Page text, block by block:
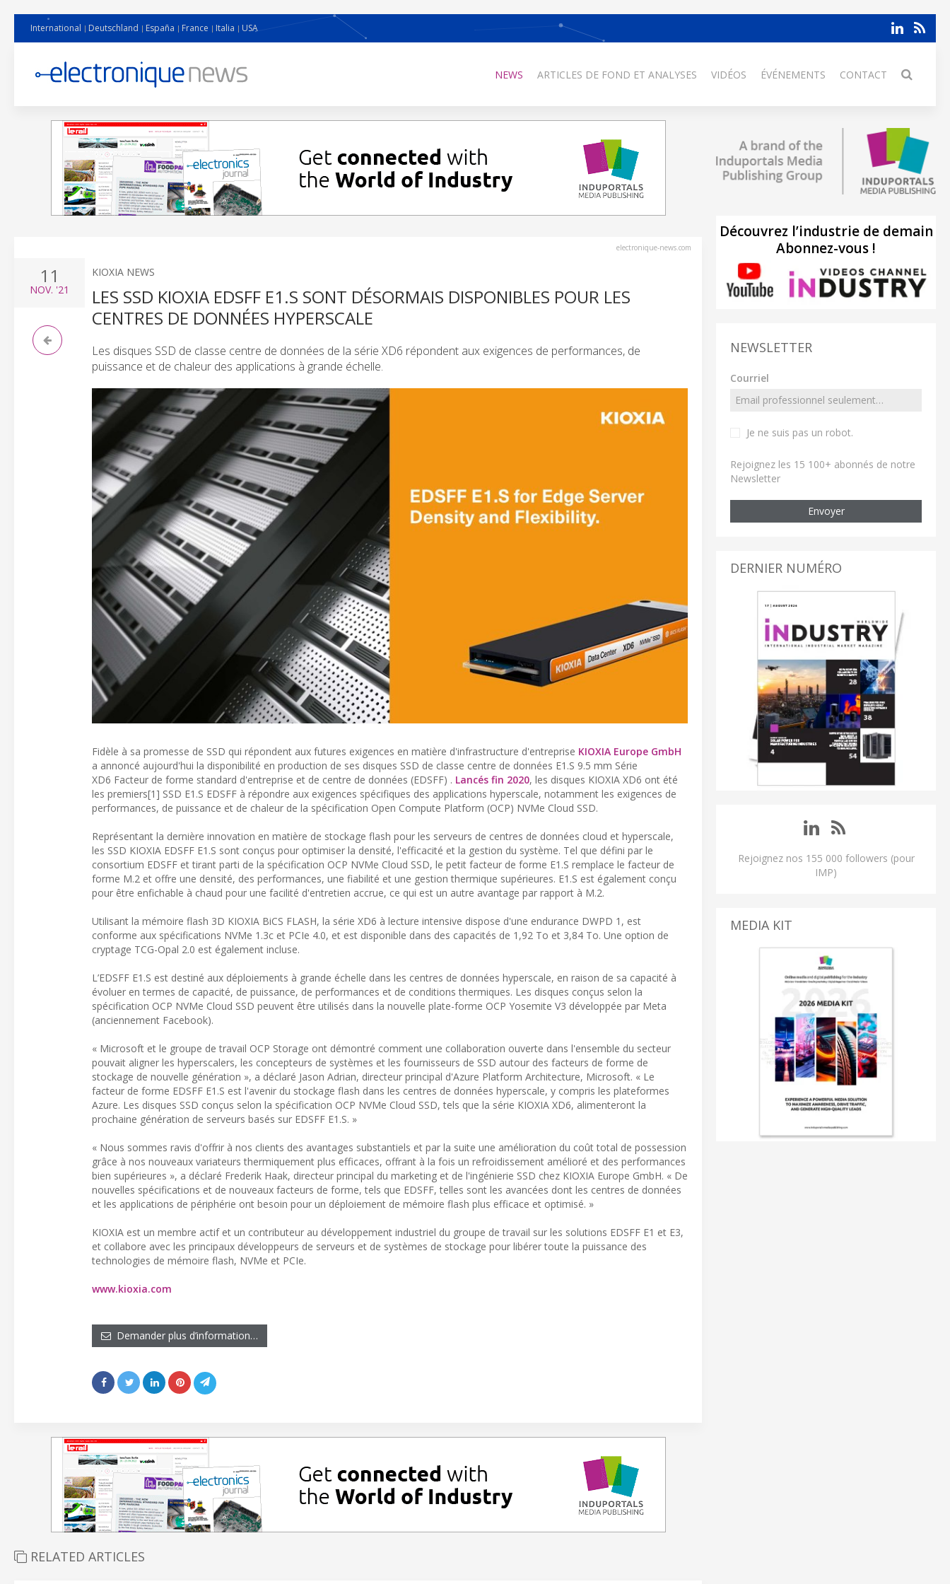
International Deutschland España France Italia USA
NEWS ARTICLES DE FOND ET ANALYSES VIDÉOS ÉVÉNEMENTS CONTACT
electronique-news.com
11
NOV. '21
KIOXIA NEWS
LES SSD KIOXIA EDSFF E1.S SONT DÉSORMAIS DISPONIBLES POUR LES
CENTRES DE DONNÉES HYPERSCALE
Les disques SSD de classe centre de données de la série XD6 répondent aux exigences de performances, de
puissance et de chaleur des applications à grande échelle.
Fidèle à sa promesse de SSD qui répondent aux futures exigences en matière d'infrastructure d'entreprise KIOXIA Europe GmbH
a annoncé aujourd'hui la disponibilité en production de ses disques SSD de classe centre de données E1.S 9.5 mm Série
XD6 Facteur de forme standard d'entreprise et de centre de données (EDSFF) . Lancés fin 2020, les disques KIOXIA XD6 ont été
les premiers[1] SSD E1.S EDSFF à répondre aux exigences spécifiques des applications hyperscale, notamment les exigences de
performances, de puissance et de chaleur de la spécification Open Compute Platform (OCP) NVMe Cloud SSD.
Représentant la dernière innovation en matière de stockage flash pour les serveurs de centres de données cloud et hyperscale,
les SSD KIOXIA EDSFF E1.S sont conçus pour optimiser la densité, l'efficacité et la gestion du système. Tel que défini par le
consortium EDSFF et tirant parti de la spécification OCP NVMe Cloud SSD, le petit facteur de forme E1.S remplace le facteur de
forme M.2 et offre une densité, des performances, une fiabilité et une gestion thermique supérieures. E1.S est également conçu
pour être enfichable à chaud pour une facilité d'entretien accrue, ce qui est un autre avantage par rapport à M.2.
Utilisant la mémoire flash 3D KIOXIA BiCS FLASH, la série XD6 à lecture intensive dispose d'une endurance DWPD 1, est
conforme aux spécifications NVMe 1.3c et PCIe 4.0, et est disponible dans des capacités de 1,92 To et 3,84 To. Une option de
cryptage TCG-Opal 2.0 est également incluse.
L’EDSFF E1.S est destiné aux déploiements à grande échelle dans les centres de données hyperscale, en raison de sa capacité à
évoluer en termes de capacité, de puissance, de performances et de conditions thermiques. Les disques conçus selon la
spécification OCP NVMe Cloud SSD peuvent être utilisés dans la nouvelle plate-forme OCP Yosemite V3 développée par Meta
(anciennement Facebook).
« Microsoft et le groupe de travail OCP Storage ont démontré comment une collaboration ouverte dans l'ensemble du secteur
pouvait aligner les hyperscalers, les concepteurs de systèmes et les fournisseurs de SSD autour des facteurs de forme de
stockage de nouvelle génération », a déclaré Jason Adrian, directeur principal d'Azure Platform Architecture, Microsoft. « Le
facteur de forme EDSFF E1.S est l'avenir du stockage flash dans les centres de données hyperscale, y compris les plateformes
Azure. Les disques SSD conçus selon la spécification OCP NVMe Cloud SSD, tels que la série KIOXIA XD6, alimenteront la
prochaine génération de serveurs basés sur EDSFF E1.S. »
« Nous sommes ravis d'offrir à nos clients des avantages substantiels et par la suite une amélioration du coût total de possession
grâce à nos nouveaux variateurs thermiquement plus efficaces, offrant à la fois un refroidissement amélioré et des performances
bien supérieures », a déclaré Frederik Haak, directeur principal du marketing et de l'ingénierie SSD chez KIOXIA Europe GmbH. « De
nouvelles spécifications et de nouveaux facteurs de forme, tels que EDSFF, telles sont les avancées dont les centres de données
et les applications de périphérie ont besoin pour un déploiement de mémoire flash plus efficace et optimisé. »
KIOXIA est un membre actif et un contributeur au développement industriel du groupe de travail sur les solutions EDSFF E1 et E3,
et collabore avec les principaux développeurs de serveurs et de systèmes de stockage pour libérer toute la puissance des
technologies de mémoire flash, NVMe et PCIe.
www.kioxia.com
Demander plus d’information…
RELATED ARTICLES
Découvrez l’industrie de demain
Abonnez-vous !
NEWSLETTER
Courriel
Je ne suis pas un robot.
Rejoignez les 15 100+ abonnés de notre
Newsletter
Envoyer
DERNIER NUMÉRO
Rejoignez nos 155 000 followers (pour
IMP)
MEDIA KIT